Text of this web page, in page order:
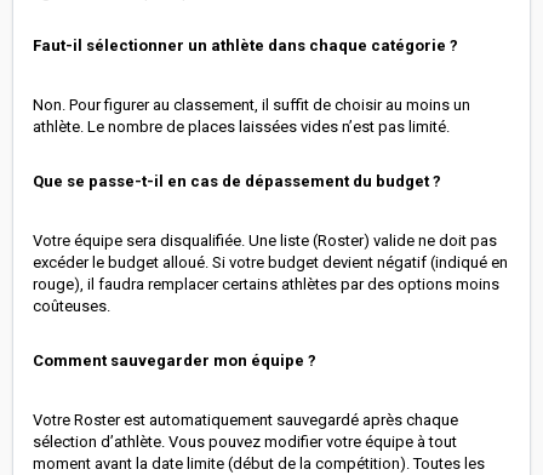
Faut-il sélectionner un athlète dans chaque catégorie ?
Non. Pour figurer au classement, il suffit de choisir au moins un
athlète. Le nombre de places laissées vides n’est pas limité.
Que se passe-t-il en cas de dépassement du budget ?
Votre équipe sera disqualifiée. Une liste (Roster) valide ne doit pas
excéder le budget alloué. Si votre budget devient négatif (indiqué en
rouge), il faudra remplacer certains athlètes par des options moins
coûteuses.
Comment sauvegarder mon équipe ?
Votre Roster est automatiquement sauvegardé après chaque
sélection d’athlète. Vous pouvez modifier votre équipe à tout
moment avant la date limite (début de la compétition). Toutes les